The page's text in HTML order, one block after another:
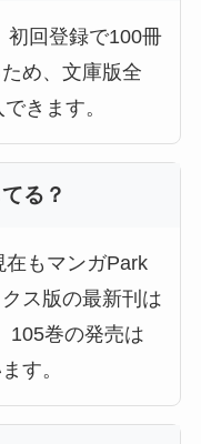
初回登録で100冊
め、文庫版全
きます。
る？
もマンガPark
ス版の最新刊は
105巻の発売は
す。